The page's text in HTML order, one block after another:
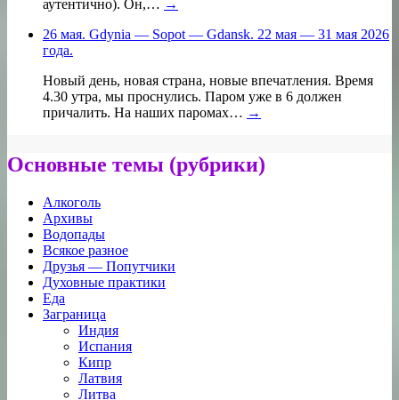
аутентично). Он,… →
26 мая. Gdynia — Sopot — Gdansk. 22 мая — 31 мая 2026
года.
Новый день, новая страна, новые впечатления. Время
4.30 утра, мы проснулись. Паром уже в 6 должен
причалить. На наших паромах… →
Основные темы (рубрики)
Алкоголь
Архивы
Водопады
Всякое разное
Друзья — Попутчики
Духовные практики
Еда
Заграница
Индия
Испания
Кипр
Латвия
Литва